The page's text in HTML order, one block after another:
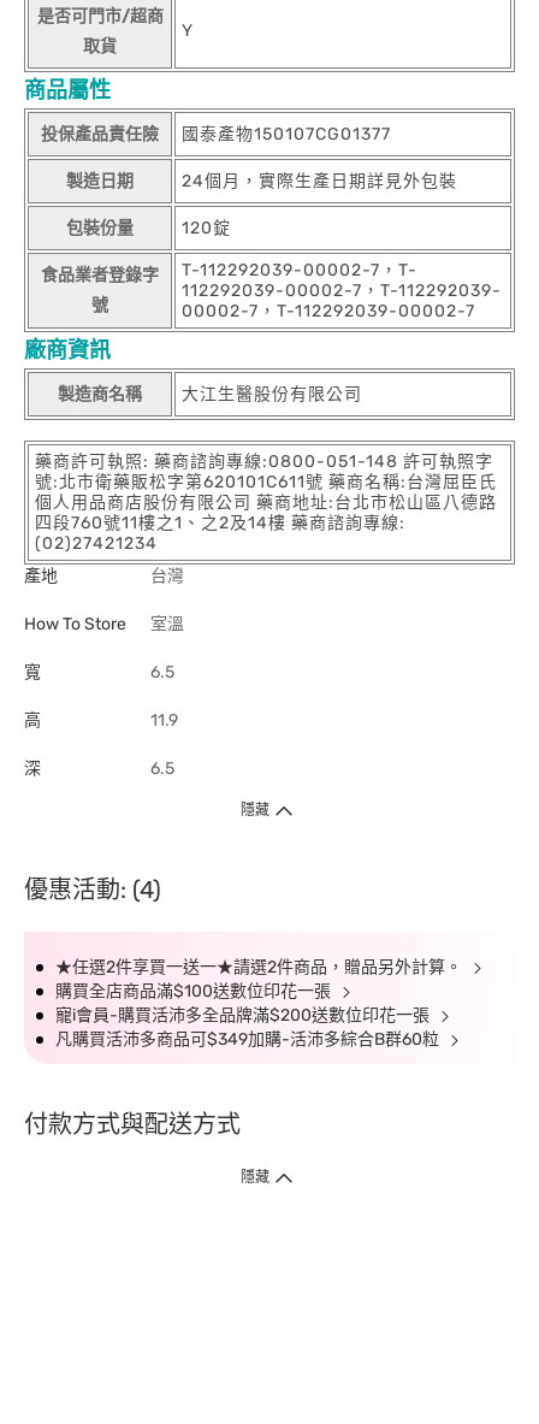
是否可門市/超商
取貨
Y
商品屬性
投保產品責任險 國泰產物150107CG01377
製造日期 24個月，實際生產日期詳見外包裝
包裝份量 120錠
食品業者登錄字
號
T-112292039-00002-7，T-
112292039-00002-7，T-112292039-
00002-7，T-112292039-00002-7
廠商資訊
製造商名稱 大江生醫股份有限公司
藥商許可執照: 藥商諮詢專線:0800-051-148 許可執照字
號:北市衛藥販松字第620101C611號 藥商名稱:台灣屈臣氏
個人用品商店股份有限公司 藥商地址:台北市松山區八德路
四段760號11樓之1、之2及14樓 藥商諮詢專線:
(02)27421234
產地
台灣
How To Store 室溫
寬 6.5
高 11.9
深 6.5
隱藏
優惠活動: (4)
★任選2件享買一送一★請選2件商品，贈品另外計算。
購買全店商品滿$100送數位印花一張
寵i會員-購買活沛多全品牌滿$200送數位印花一張
凡購買活沛多商品可$349加購-活沛多綜合B群60粒
付款方式與配送方式
隱藏